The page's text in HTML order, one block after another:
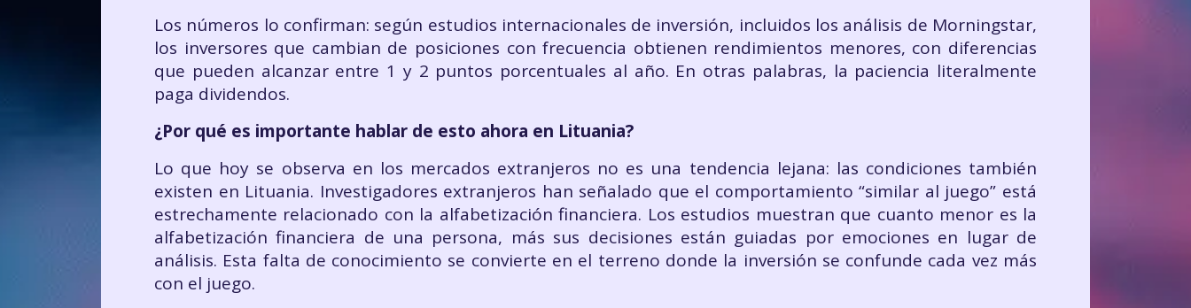
Los números lo confirman: según estudios internacionales de inversión, incluidos los análisis de Morningstar,
los inversores que cambian de posiciones con frecuencia obtienen rendimientos menores, con diferencias
que pueden alcanzar entre 1 y 2 puntos porcentuales al año. En otras palabras, la paciencia literalmente
paga dividendos.
¿Por qué es importante hablar de esto ahora en Lituania?
Lo que hoy se observa en los mercados extranjeros no es una tendencia lejana: las condiciones también
existen en Lituania. Investigadores extranjeros han señalado que el comportamiento “similar al juego” está
estrechamente relacionado con la alfabetización financiera. Los estudios muestran que cuanto menor es la
alfabetización financiera de una persona, más sus decisiones están guiadas por emociones en lugar de
análisis. Esta falta de conocimiento se convierte en el terreno donde la inversión se confunde cada vez más
con el juego.